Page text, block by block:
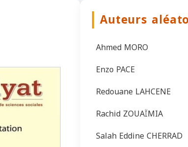
Auteurs
Ahmed MORO
Enzo PACE
Redouane LAHCENE
Rachid ZOUAÏMIA
Salah Eddine CHERRAD